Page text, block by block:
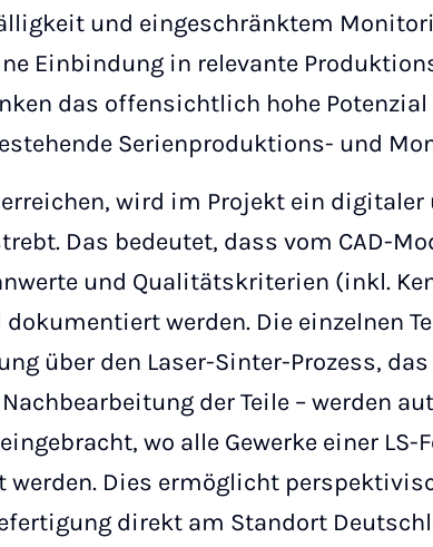
und eingeschränktem
Einbindung in relevante
das offensichtlich hohe
Serienproduktions- und
wird im Projekt ein
Das bedeutet, dass vom CAD-
und Qualitätskriterien (inkl.
werden. Die einzelnen
über den Laser-Sinter-Prozess,
der Teile – werden
wo alle Gewerke einer
Dies ermöglicht
direkt am Standort